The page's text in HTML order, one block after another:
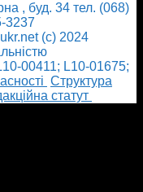
, буд. 34 тел. (068)
3237
(с) 2024
00411; L10-01675;
Cтруктура
статут